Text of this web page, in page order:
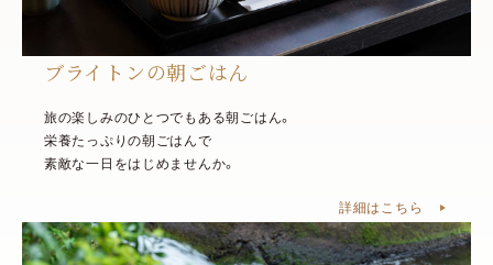
ブライトンの朝ごはん
旅の楽しみのひとつでもある朝ごはん。
栄養たっぷりの朝ごはんで
素敵な一日をはじめませんか。
詳細はこちら